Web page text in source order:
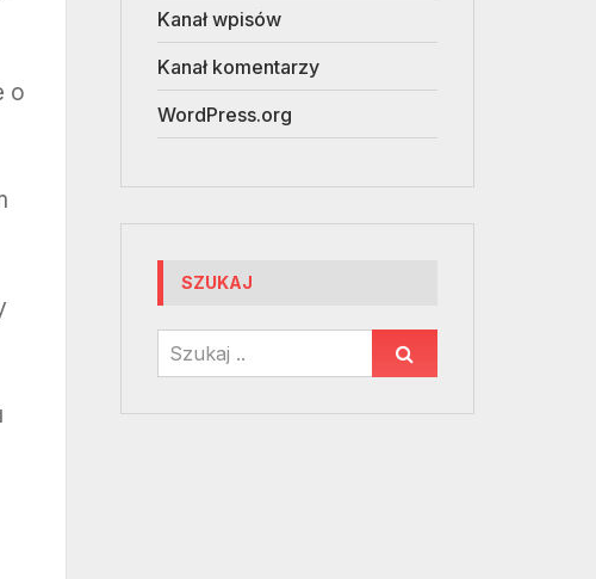
o
Kanał wpisów
Kanał komentarzy
WordPress.org
SZUKAJ